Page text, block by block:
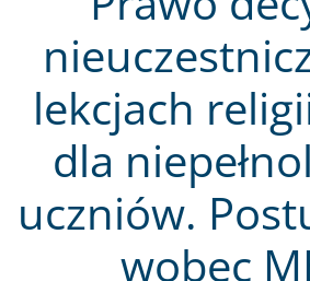
lekcjach
dla
uczniów.
wobec